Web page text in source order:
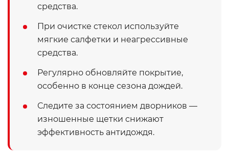
средства.
При очистке стекол используйте
мягкие салфетки и неагрессивные
средства.
Регулярно обновляйте покрытие,
особенно в конце сезона дождей.
Следите за состоянием дворников —
изношенные щетки снижают
эффективность антидождя.